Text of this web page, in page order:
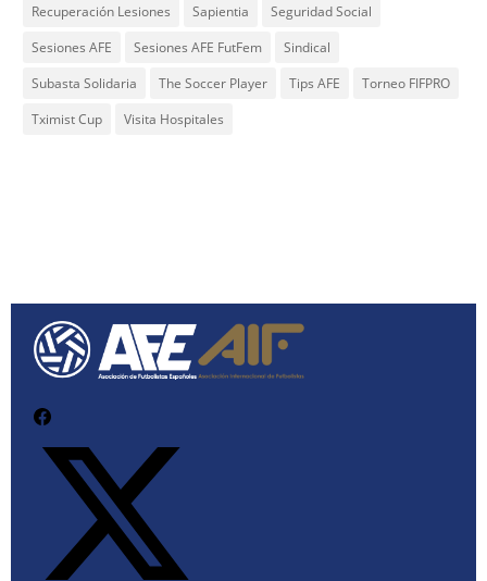
Recuperación Lesiones
Sapientia
Seguridad Social
Sesiones AFE
Sesiones AFE FutFem
Sindical
Subasta Solidaria
The Soccer Player Tips AFE
Torneo FIFPRO
Tximist Cup
Visita Hospitales